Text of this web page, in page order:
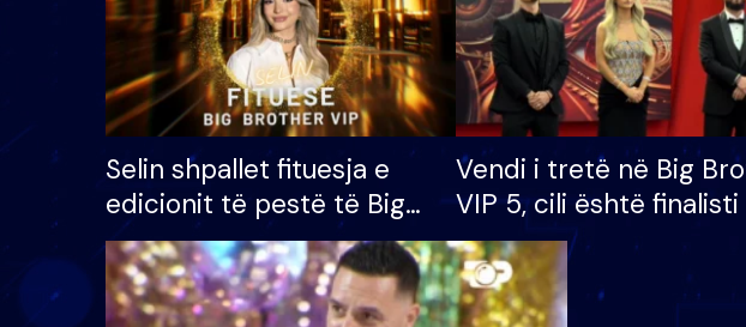
Selin shpallet fituesja e
edicionit të pestë të Big
Brother VIP, rrëmben
çmimin e madh prej 100
mijë eurosh
Vendi i tretë në Big
VIP 5, cili është finalisti
radhës që lë shtëpinë